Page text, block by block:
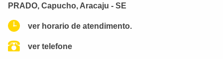
PRADO, Capucho, Aracaju - SE
ver horario de atendimento.
ver telefone